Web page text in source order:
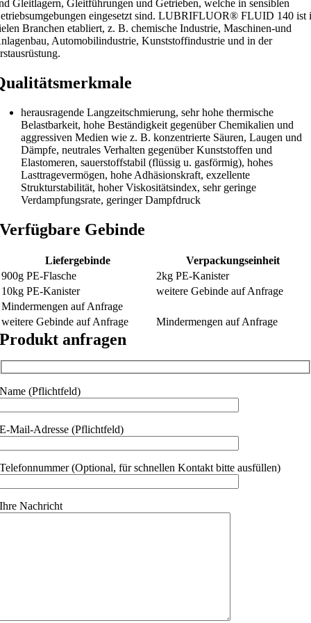
Gleitlagern, Gleitführungen und Getrieben, welche in sensiblen
eingesetzt sind. LUBRIFLUOR® FLUID 140 ist
Branchen etabliert, z. B. chemische Industrie, Maschinen-und
Automobilindustrie, Kunststoffindustrie und in der
herausragende Langzeitschmierung, sehr hohe thermische
Belastbarkeit, hohe Beständigkeit gegenüber Chemikalien und
aggressiven Medien wie z. B. konzentrierte Säuren, Laugen und
Dämpfe, neutrales Verhalten gegenüber Kunststoffen und
Elastomeren, sauerstoffstabil (flüssig u. gasförmig), hohes
Lasttragevermögen, hohe Adhäsionskraft, exzellente
Strukturstabilität, hoher Viskositätsindex, sehr geringe
Verdampfungsrate, geringer Dampfdruck
Verfügbare Gebinde
Liefergebinde
Verpackungseinheit
900g PE-Flasche
2kg PE-Kanister
10kg PE-Kanister
weitere Gebinde auf Anfrage
Mindermengen auf Anfrage
weitere Gebinde auf Anfrage
Mindermengen auf Anfrage
Produkt anfragen
Name (Pflichtfeld)
E-Mail-Adresse (Pflichtfeld)
Telefonnummer (Optional, für schnellen Kontakt bitte ausfüllen)
Ihre Nachricht